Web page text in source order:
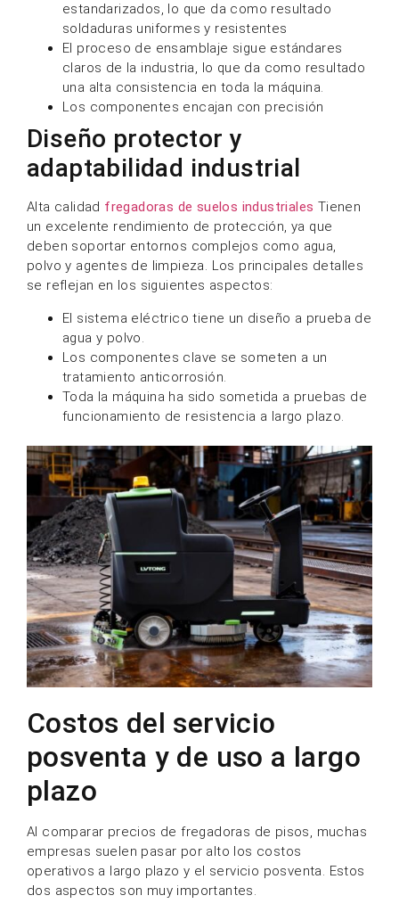
estandarizados, lo que da como resultado
soldaduras uniformes y resistentes
El proceso de ensamblaje sigue estándares
claros de la industria, lo que da como resultado
una alta consistencia en toda la máquina.
Los componentes encajan con precisión
Diseño protector y
adaptabilidad industrial
Alta calidad fregadoras de suelos industriales Tienen
un excelente rendimiento de protección, ya que
deben soportar entornos complejos como agua,
polvo y agentes de limpieza. Los principales detalles
se reflejan en los siguientes aspectos:
El sistema eléctrico tiene un diseño a prueba de
agua y polvo.
Los componentes clave se someten a un
tratamiento anticorrosión.
Toda la máquina ha sido sometida a pruebas de
funcionamiento de resistencia a largo plazo.
Costos del servicio
posventa y de uso a largo
plazo
Al comparar precios de fregadoras de pisos, muchas
empresas suelen pasar por alto los costos
operativos a largo plazo y el servicio posventa. Estos
dos aspectos son muy importantes.